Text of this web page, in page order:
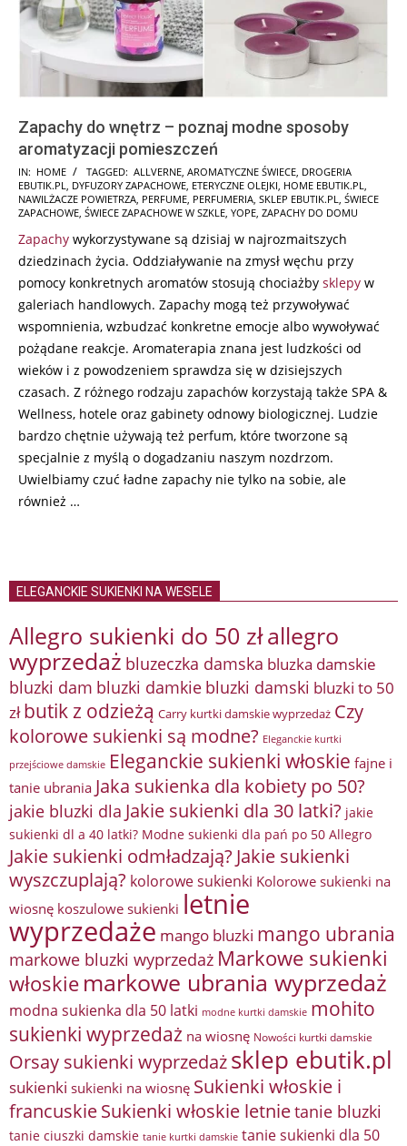
Zapachy do wnętrz – poznaj modne sposoby
aromatyzacji pomieszczeń
2024-
11-
15
IN: HOME TAGGED: ALLVERNE AROMATYCZNE ŚWIECE DROGERIA
EBUTIK.PL
DYFUZORY ZAPACHOWE ETERYCZNE OLEJKI HOME EBUTIK.PL
NAWILŻACZE POWIETRZA PERFUME PERFUMERIA SKLEP EBUTIK.PL
ŚWIECE
ZAPACHOWE ŚWIECE ZAPACHOWE W SZKLE YOPE ZAPACHY DO DOMU
Zapachy wykorzystywane są dzisiaj w najrozmaitszych
dziedzinach życia. Oddziaływanie na zmysł węchu przy
pomocy konkretnych aromatów stosują chociażby sklepy w
galeriach handlowych. Zapachy mogą też przywoływać
wspomnienia, wzbudzać konkretne emocje albo wywoływać
pożądane reakcje. Aromaterapia znana jest ludzkości od
wieków i z powodzeniem sprawdza się w dzisiejszych
czasach. Z różnego rodzaju zapachów korzystają także SPA &
Wellness, hotele oraz gabinety odnowy biologicznej. Ludzie
bardzo chętnie używają też perfum, które tworzone są
specjalnie z myślą o dogadzaniu naszym nozdrzom.
Uwielbiamy czuć ładne zapachy nie tylko na sobie, ale
również …
ELEGANCKIE SUKIENKI NA WESELE
Allegro sukienki do 50 złallegro
wyprzedaż bluzeczka damska bluzka damskie
bluzki dam bluzki damkie bluzki damski bluzki to 50
zł butik z odzieżą Carry kurtki damskie wyprzedaż Czy
kolorowe sukienki są modne? Eleganckie kurtki
przejściowe damskie Eleganckie sukienki włoskie fajne i
tanie ubrania Jaka sukienka dla kobiety po 50?
jakie bluzki dla Jakie sukienki dla 30 latki? jakie
sukienki dl a 40 latki? Modne sukienki dla pań po 50 Allegro
Jakie sukienki odmładzają? Jakie sukienki
wyszczuplają? kolorowe sukienki Kolorowe sukienki na
wiosnę koszulowe sukienki letnie
wyprzedaże mango bluzki mango ubrania
markowe bluzki wyprzedaż Markowe sukienki
włoskie markowe ubrania wyprzedaż
modna sukienka dla 50 latki modne kurtki damskie mohito
sukienki wyprzedaż na wiosnę Nowości kurtki damskie
Orsay sukienki wyprzedażsklep ebutik.pl
sukienki sukienki na wiosnę Sukienki włoskie i
francuskieSukienki włoskie letnietanie bluzki
tanie ciuszki damskie tanie kurtki damskie tanie sukienki dla 50